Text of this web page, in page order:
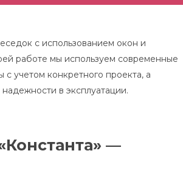
с использованием окон и
работе мы используем современные
учетом конкретного проекта, а
в эксплуатации.
—